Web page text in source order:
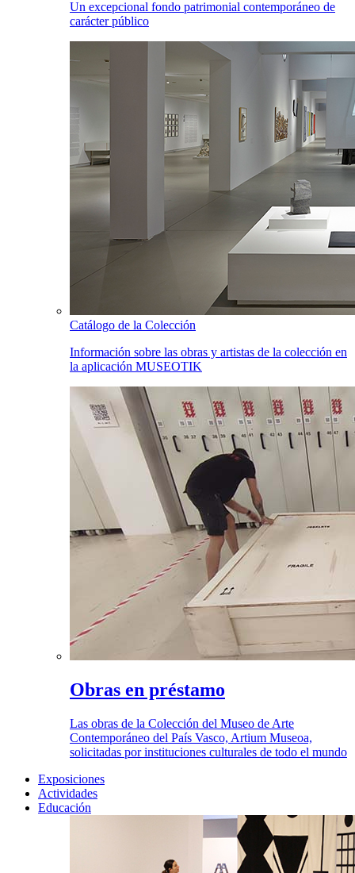
Un excepcional fondo patrimonial contemporáneo de
carácter público
Catálogo de la Colección
Información sobre las obras y artistas de la colección en
la aplicación MUSEOTIK
Obras en préstamo
Las obras de la Colección del Museo de Arte
Contemporáneo del País Vasco, Artium Museoa,
solicitadas por instituciones culturales de todo el mundo
Exposiciones
Actividades
Educación